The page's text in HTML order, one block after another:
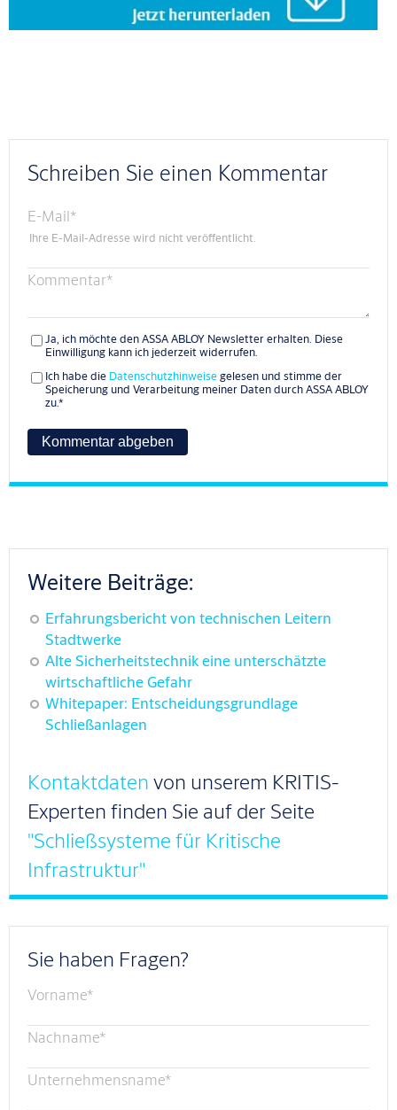
Schreiben Sie einen Kommentar
E-Mail*
Ihre E-Mail-Adresse wird nicht veröffentlicht.
Kommentar*
Ja, ich möchte den ASSA ABLOY Newsletter erhalten. Diese
Einwilligung kann ich jederzeit widerrufen.
Ich habe die Datenschutzhinweisegelesen und stimme der
Speicherung und Verarbeitung meiner Daten durch ASSA ABLOY
zu.*
Weitere Beiträge:
Erfahrungsbericht von technischen Leitern
Stadtwerke
Alte Sicherheitstechnik eine unterschätzte
wirtschaftliche Gefahr
Whitepaper: Entscheidungsgrundlage
Schließanlagen
Kontaktdaten von unserem KRITIS-
Experten finden Sie auf der Seite
"Schließsysteme für Kritische
Infrastruktur"
Sie haben Fragen?
Vorname*
Nachname*
Unternehmensname*